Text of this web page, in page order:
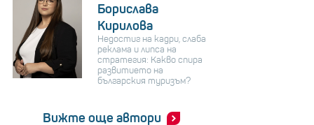
Борислава
Кирилова
Недостиг на кадри, слаба
реклама и липса на
стратегия: Какво спира
развитието на
българския туризъм?
Вижте още автори